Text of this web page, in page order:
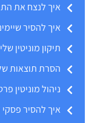
איך לנצח את
איך להסיר
תיקון מוניטין
הסרת תוצאות
ניהול מוניטין
איך להסיר פסקי